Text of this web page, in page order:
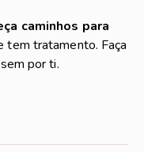
caminhos para
tem tratamento. Faça
por ti.